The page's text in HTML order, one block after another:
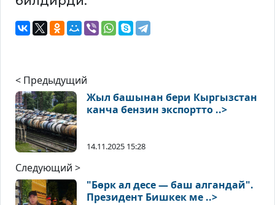
< Предыдущий
Жыл башынан бери Кыргызстан
канча бензин экспортто ..>
14.11.2025 15:28
Следующий >
"Бөрк ал десе — баш алгандай".
Президент Бишкек ме ..>